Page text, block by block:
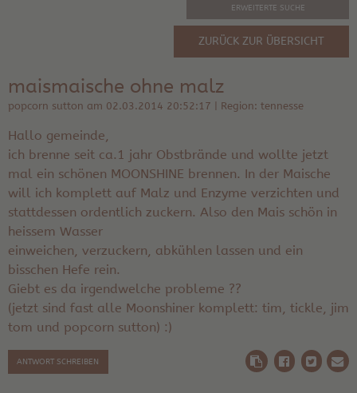
ERWEITERTE SUCHE
ZURÜCK ZUR ÜBERSICHT
maismaische ohne malz
popcorn sutton am 02.03.2014 20:52:17 | Region: tennesse
Hallo gemeinde,
ich brenne seit ca.1 jahr Obstbrände und wollte jetzt
mal ein schönen MOONSHINE brennen. In der Maische
will ich komplett auf Malz und Enzyme verzichten und
stattdessen ordentlich zuckern. Also den Mais schön in
heissem Wasser
einweichen, verzuckern, abkühlen lassen und ein
bisschen Hefe rein.
Giebt es da irgendwelche probleme ??
(jetzt sind fast alle Moonshiner komplett: tim, tickle, jim
tom und popcorn sutton) :)
ANTWORT SCHREIBEN